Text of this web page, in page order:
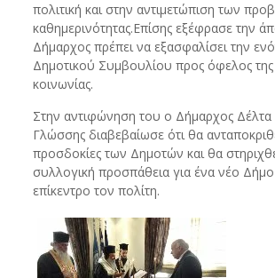
πολιτική και στην αντιμετώπιση των
καθημερινότητας.Επίσης εξέφρασε την
Δήμαρχος πρέπει να εξασφαλίσει την
Δημοτικού Συμβουλίου προς όφελος της
κοινωνίας.
Στην αντιφώνηση του ο Δήμαρχος Δέλτα
Γλώσσης διαβεβαίωσε ότι θα
προσδοκίες των Δημοτών και θα
συλλογική προσπάθεια για ένα νέο
επίκεντρο τον πολίτη.